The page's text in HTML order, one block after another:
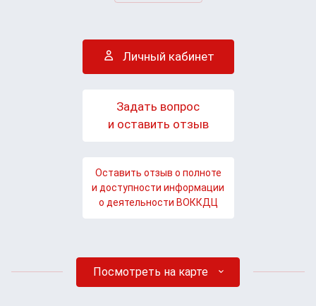
Личный кабинет
Задать вопрос
и оставить отзыв
Оставить отзыв о полноте
и доступности информации
о деятельности ВОККДЦ
Посмотреть на карте